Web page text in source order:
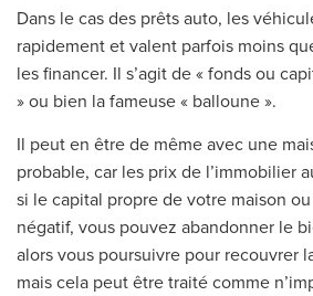
Dans le cas des prêts auto, les
rapidement et valent parfois moins
les financer. Il s’agit de « fonds ou
» ou bien la fameuse « balloune ».
Il peut en être de même avec une
probable, car les prix de l’immobilier
si le capital propre de votre maison
négatif, vous pouvez abandonner le
alors vous poursuivre pour recouvrer
mais cela peut être traité comme